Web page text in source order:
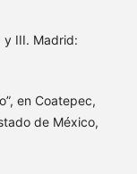
y III. Madrid:
en Coatepec,
de México,